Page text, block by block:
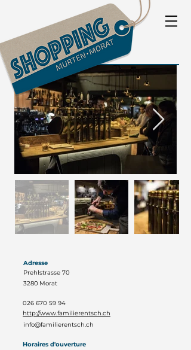
Adresse
Morat
3280
Prehlstrasse 70
026 670 59 94
http://www.familierentsch.ch
info@familierentsch.ch
Horaires d'ouverture